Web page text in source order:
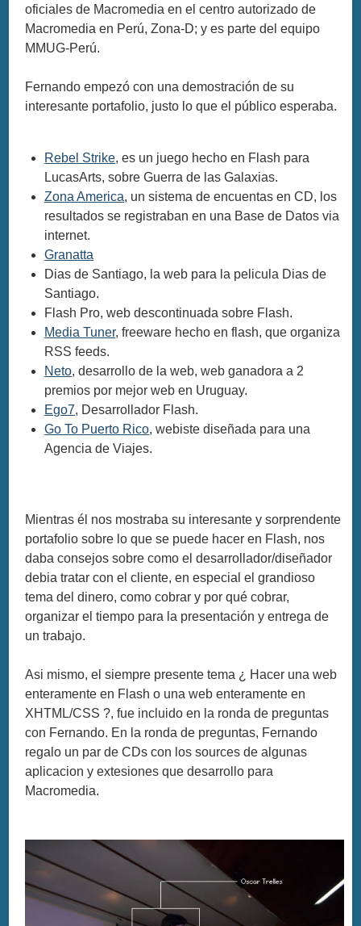
oficiales de Macromedia en el centro autorizado de
Macromedia en Perú, Zona-D; y es parte del equipo
MMUG-Perú.
Fernando empezó con una demostración de su
interesante portafolio, justo lo que el público esperaba.
Rebel Strike, es un juego hecho en Flash para
LucasArts, sobre Guerra de las Galaxias.
Zona America, un sistema de encuentas en CD, los
resultados se registraban en una Base de Datos via
internet.
Granatta
Dias de Santiago, la web para la pelicula Dias de
Santiago.
Flash Pro, web descontinuada sobre Flash.
Media Tuner, freeware hecho en flash, que organiza
RSS feeds.
Neto, desarrollo de la web, web ganadora a 2
premios por mejor web en Uruguay.
Ego7, Desarrollador Flash.
Go To Puerto Rico, webiste diseñada para una
Agencia de Viajes.
Mientras él nos mostraba su interesante y sorprendente
portafolio sobre lo que se puede hacer en Flash, nos
daba consejos sobre como el desarrollador/diseñador
debia tratar con el cliente, en especial el grandioso
tema del dinero, como cobrar y por qué cobrar,
organizar el tiempo para la presentación y entrega de
un trabajo.
Asi mismo, el siempre presente tema ¿ Hacer una web
enteramente en Flash o una web enteramente en
XHTML/CSS ?, fue incluido en la ronda de preguntas
con Fernando. En la ronda de preguntas, Fernando
regalo un par de CDs con los sources de algunas
aplicacion y extesiones que desarrollo para
Macromedia.